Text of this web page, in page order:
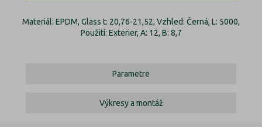
Materiál: EPDM, Glass t: 20,76-21,52, Vzhled: Černá, L: 5000,
Použití: Exterier, A: 12, B: 8,7
Parametre
Výkresy a montáž